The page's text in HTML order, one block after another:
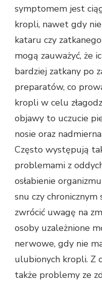
symptomem jest
kropli, nawet gdy
kataru czy
mogą zauważyć, że
bardziej zatkany po
preparatów, co
kropli w celu
objawy to uczucie
nosie oraz
Często występują
problemami z
osłabienie
snu czy
zwrócić uwagę na
osoby uzależnione
nerwowe, gdy nie
ulubionych kropli. Z
także problemy ze